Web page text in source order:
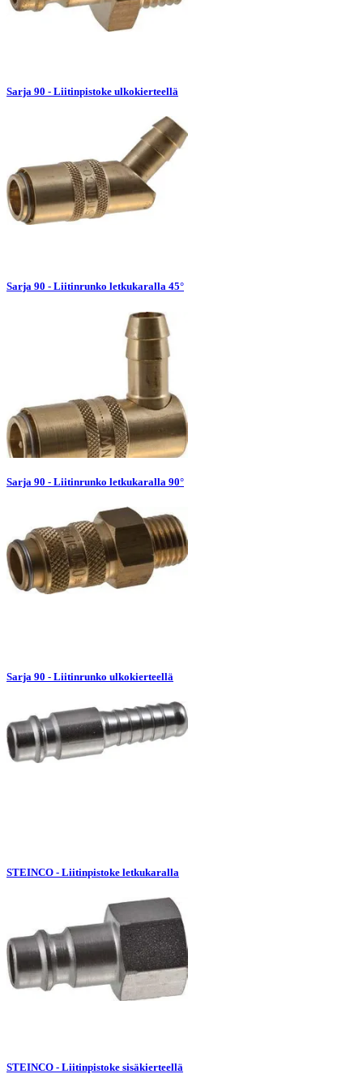
Sarja 90 - Liitinpistoke ulkokierteellä
Sarja 90 - Liitinrunko letkukaralla 45°
Sarja 90 - Liitinrunko letkukaralla 90°
Sarja 90 - Liitinrunko ulkokierteellä
STEINCO - Liitinpistoke letkukaralla
STEINCO - Liitinpistoke sisäkierteellä